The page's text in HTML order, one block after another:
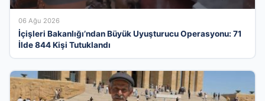
06 Ağu 2026
İçişleri Bakanlığı’ndan Büyük Uyuşturucu Operasyonu: 71
İlde 844 Kişi Tutuklandı